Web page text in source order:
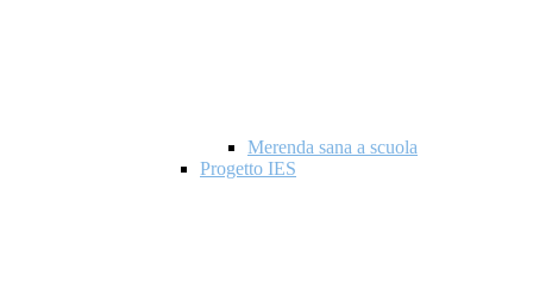
Merenda sana a scuola
Progetto IES